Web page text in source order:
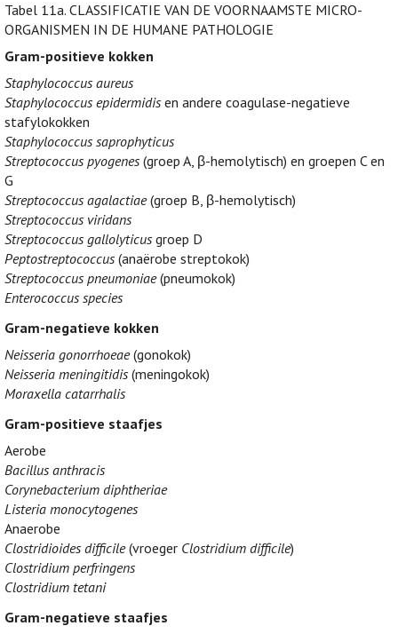
Tabel 11a. CLASSIFICATIE VAN DE VOORNAAMSTE MICRO-
ORGANISMEN IN DE HUMANE PATHOLOGIE
Gram-positieve kokken
Staphylococcus aureus
Staphylococcus epidermidis en andere coagulase-negatieve
stafylokokken
Staphylococcus saprophyticus
Streptococcus pyogenes (groep A, β-hemolytisch) en groepen C en
G
Streptococcus agalactiae(groep B, β-hemolytisch)
Streptococcus viridans
Streptococcus gallolyticus groep D
Peptostreptococcus (anaërobe streptokok)
Streptococcus pneumoniae(pneumokok)
Enterococcus species
Gram-negatieve kokken
Neisseria gonorrhoeae(gonokok)
Neisseria meningitidis (meningokok)
Moraxella catarrhalis
Gram-positieve staafjes
Aerobe
Bacillus anthracis
Corynebacterium diphtheriae
Listeria monocytogenes
Anaerobe
Clostridioides difficile(vroeger Clostridium difficile)
Clostridium perfringens
Clostridium tetani
Gram-negatieve staafjes